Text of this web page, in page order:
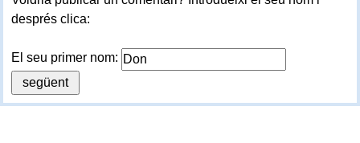
després clica:
El seu primer nom: